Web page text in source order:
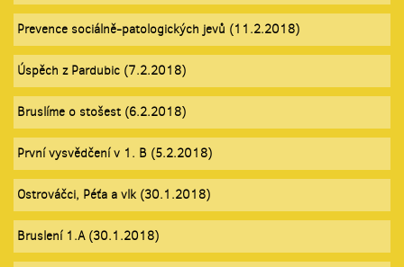
Prevence sociálně-patologických jevů (11.2.2018)
Úspěch z Pardubic (7.2.2018)
Bruslíme o stošest (6.2.2018)
První vysvědčení v 1. B (5.2.2018)
Ostrováčci, Péťa a vlk (30.1.2018)
Bruslení 1.A (30.1.2018)